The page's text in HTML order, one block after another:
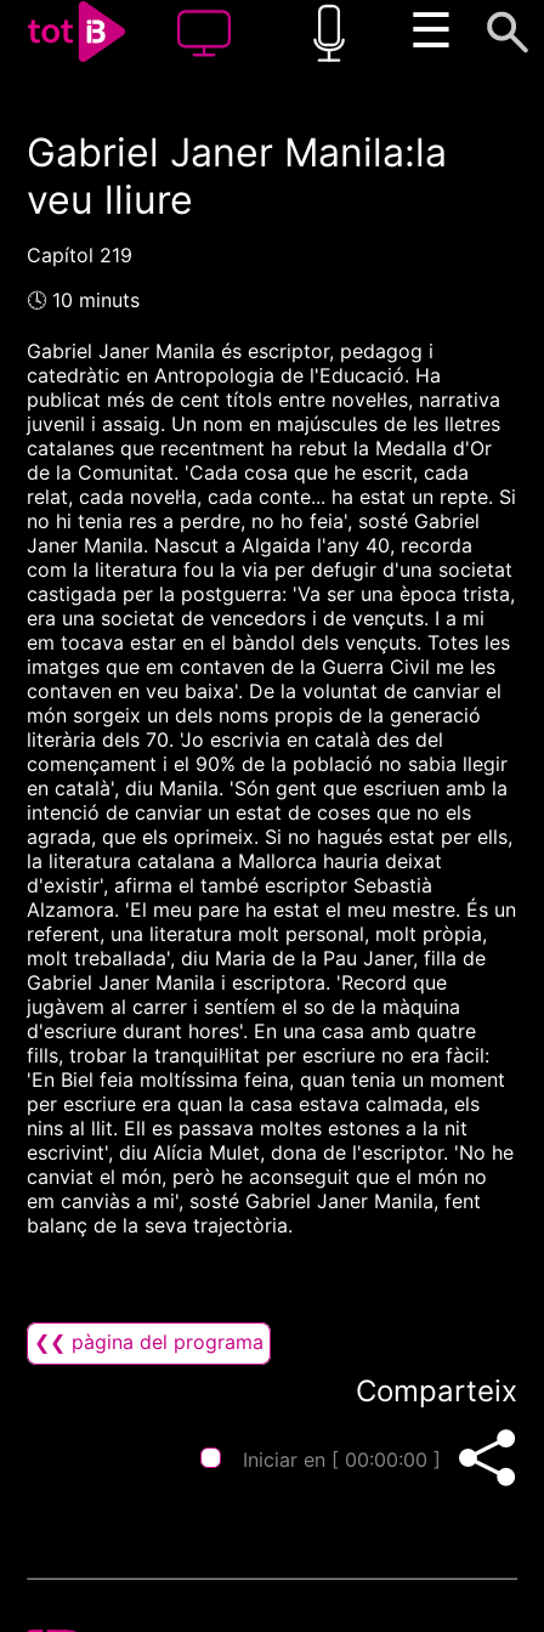
☰
00:00 00:00
1x
Gabriel Janer Manila:la
veu lliure
Capítol 219
🕓 10 minuts
Gabriel Janer Manila és escriptor, pedagog i
catedràtic en Antropologia de l'Educació. Ha
publicat més de cent títols entre novel·les, narrativa
juvenil i assaig. Un nom en majúscules de les lletres
catalanes que recentment ha rebut la Medalla d'Or
de la Comunitat. 'Cada cosa que he escrit, cada
relat, cada novel·la, cada conte... ha estat un repte. Si
no hi tenia res a perdre, no ho feia', sosté Gabriel
Janer Manila. Nascut a Algaida l'any 40, recorda
com la literatura fou la via per defugir d'una societat
castigada per la postguerra: 'Va ser una època trista,
era una societat de vencedors i de vençuts. I a mi
em tocava estar en el bàndol dels vençuts. Totes les
imatges que em contaven de la Guerra Civil me les
contaven en veu baixa'. De la voluntat de canviar el
món sorgeix un dels noms propis de la generació
literària dels 70. 'Jo escrivia en català des del
començament i el 90% de la població no sabia llegir
en català', diu Manila. 'Són gent que escriuen amb la
intenció de canviar un estat de coses que no els
agrada, que els oprimeix. Si no hagués estat per ells,
la literatura catalana a Mallorca hauria deixat
d'existir', afirma el també escriptor Sebastià
Alzamora. 'El meu pare ha estat el meu mestre. És un
referent, una literatura molt personal, molt pròpia,
molt treballada', diu Maria de la Pau Janer, filla de
Gabriel Janer Manila i escriptora. 'Record que
jugàvem al carrer i sentíem el so de la màquina
d'escriure durant hores'. En una casa amb quatre
fills, trobar la tranquil·litat per escriure no era fàcil:
'En Biel feia moltíssima feina, quan tenia un moment
per escriure era quan la casa estava calmada, els
nins al llit. Ell es passava moltes estones a la nit
escrivint', diu Alícia Mulet, dona de l'escriptor. 'No he
canviat el món, però he aconseguit que el món no
em canviàs a mi', sosté Gabriel Janer Manila, fent
balanç de la seva trajectòria.
❮❮ pàgina del programa
Comparteix
Iniciar en [ 00:00:00 ]